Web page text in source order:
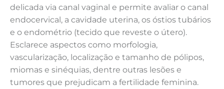
delicada via canal vaginal e permite avaliar o canal
endocervical, a cavidade uterina, os óstios tubários
e o endométrio (tecido que reveste o útero).
Esclarece aspectos como morfologia,
vascularização, localização e tamanho de pólipos,
miomas e sinéquias, dentre outras lesões e
tumores que prejudicam a fertilidade feminina.